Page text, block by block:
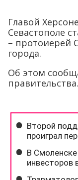
Главой
Севастополе
– протоиерей
города.
Об этом
правительства.